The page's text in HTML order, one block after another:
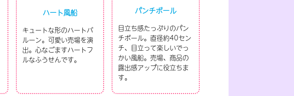
ハート風船
キュートな形のハートバ
ルーン。可愛い売場を演
出。心なごますハートフ
ルなふうせんです。
パンチボール
目立ち感たっぷりのパン
チボール。直径約40セン
チ、目立って楽しいでっ
かい風船。売場、商品の
露出感アップに役立ちま
す。